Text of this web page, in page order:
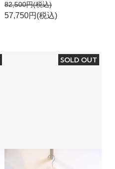
82,500円(税込)
57,750円(税込)
SOLD OUT